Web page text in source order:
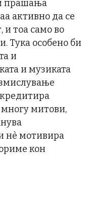
прашања
активно да се
и тоа само во
Тука особено би
и
и музиката
митови,
нѐ мотивира
кон